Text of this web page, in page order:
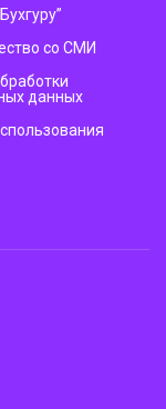
со СМИ
данных